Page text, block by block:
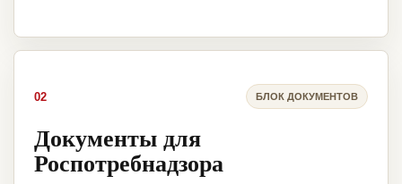
02 БЛОК ДОКУМЕНТОВ
Документы для
Роспотребнадзора